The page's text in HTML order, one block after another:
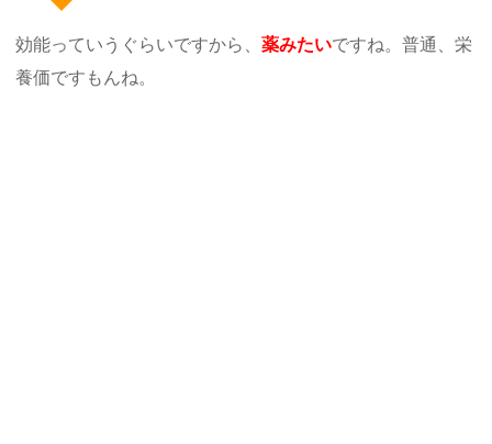
効能っていうぐらいですから、薬みたいですね。普通、栄
養価ですもんね。